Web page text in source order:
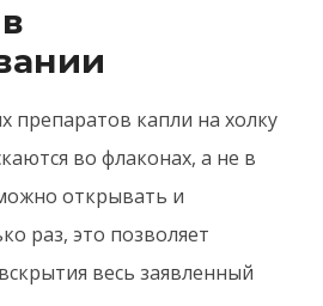
препаратов капли на холку
во флаконах, а не в
открывать и
раз, это позволяет
весь заявленный